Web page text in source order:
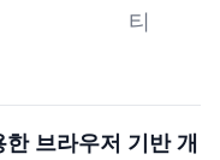
티
브라우저 기반 개